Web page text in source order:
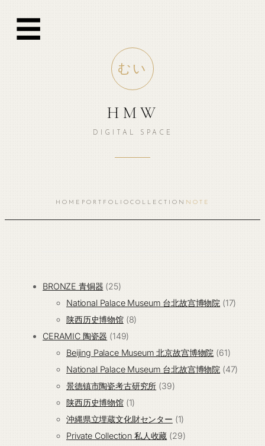
☰
むい
HMW
DIGITAL SPACE
HOME PORTFOLIO COLLECTION NOTE
BRONZE 青铜器 2525
个
产
品
National Palace Museum 台北故宫博物院 1717
陕西历史博物馆 88
产
品
CERAMIC 陶瓷器 149149
个
产
品
Beijing Palace Museum 北京故宫博物院 6161
个
National Palace Museum 台北故宫博物院 4747
景德镇市陶瓷考古研究所 3939
产
品
陕西历史博物馆 11
个
产
沖縄県立埋蔵文化財センター 11
个
Private Collection 私人收藏 2929